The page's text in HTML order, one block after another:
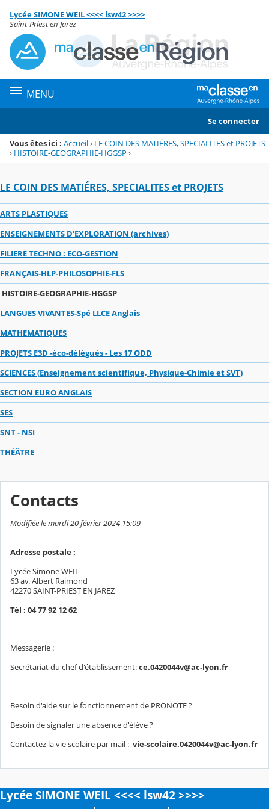
Menu de la rubrique
Contenu
Lycée SIMONE WEIL <<<< lsw42 >>>>
Saint-Priest en Jarez
MENU
Se connecter
Vous êtes ici : Accueil› LE COIN DES MATIÉRES, SPECIALITES et PROJETS
› HISTOIRE-GEOGRAPHIE-HGGSP ›
LE COIN DES MATIÉRES, SPECIALITES et PROJETS
ARTS PLASTIQUES
ENSEIGNEMENTS D'EXPLORATION (archives)
FILIERE TECHNO : ECO-GESTION
FRANÇAIS-HLP-PHILOSOPHIE-FLS
HISTOIRE-GEOGRAPHIE-HGGSP
LANGUES VIVANTES-Spé LLCE Anglais
MATHEMATIQUES
PROJETS E3D -éco-délégués - Les 17 ODD
SCIENCES (Enseignement scientifique, Physique-Chimie et SVT)
SECTION EURO ANGLAIS
SES
SNT - NSI
THÉÂTRE
Contacts
Modifiée le mardi 20 février 2024 15:09
Adresse postale :
Lycée Simone WEIL
63 av. Albert Raimond
42270 SAINT-PRIEST EN JAREZ
Tél : 04 77 92 12 62
Messagerie :
Secrétariat du chef d'établissement:ce.0420044v@ac-lyon.fr
Besoin d'aide sur le fonctionnement de PRONOTE ?
Besoin de signaler une absence d'élève ?
Contactez la vie scolaire par mail : vie-scolaire.0420044v@ac-lyon.fr
Lycée SIMONE WEIL <<<< lsw42 >>>>